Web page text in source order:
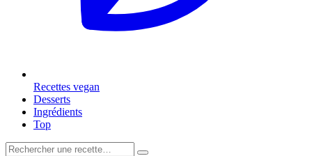
Recettes vegan
Desserts
Ingrédients
Top